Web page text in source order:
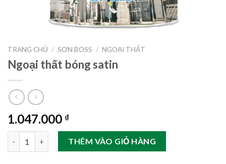
TRANG CHỦ / SƠN BOSS / NGOẠI THẤT
Ngoại thất bóng satin
1.047.000 ₫
Ngoại thất bóng satin số lượngTHÊM VÀO GIỎ HÀNG